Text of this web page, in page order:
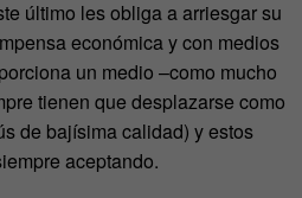
último les obliga a arriesgar su
económica y con medios
un medio –como mucho
tienen que desplazarse como
de bajísima calidad) y estos
aceptando.